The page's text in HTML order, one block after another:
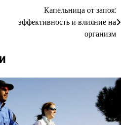
Капельница от запоя:
эффективность и влияние на
организм